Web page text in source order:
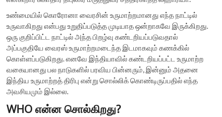
உண்மையில் கொரோனா வைரசின் உருமாற்றமானது எந்த நாட்டில்
உருவாகிறது என்பது உறுதிப்படுத்த முடியாத ஒன்றாகவே இருக்கிறது.
ஒரு குறிப்பிட்ட நாட்டில் அந்த பிறழ்வு கண்டறியப்படுவதால்
அப்பகுதியே வைரஸ் உருமாற்றமடைந்த இடமாகவும் கணக்கில்
கொள்ளப்படுகிறது. எனவே இந்தியாவில் கண்டறியப்பட்ட உருமாற்ற
வகையானது பல நாடுகளில் பரவிய பின்னரும், இன்னும் அதனை
இந்திய உருமாற்றத் திரிபு என்று சொல்லிக் கொண்டிருப்பதில் எந்த
அவசியமும் இல்லை.
WHO என்ன சொல்கிறது?